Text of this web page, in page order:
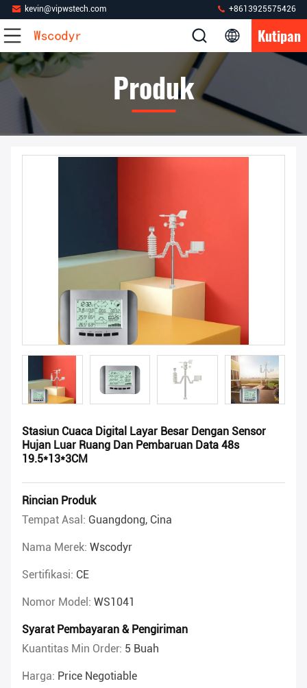
kevin@vipwstech.com +8613925575426
Kutipan
Produk
Stasiun Cuaca Digital Layar Besar Dengan Sensor
Hujan Luar Ruang Dan Pembaruan Data 48s
19.5*13*3CM
Rincian Produk
Tempat Asal: Guangdong, Cina
Nama Merek: Wscodyr
Sertifikasi: CE
Nomor Model: WS1041
Syarat Pembayaran & Pengiriman
Kuantitas Min Order: 5 Buah
Harga: Price Negotiable